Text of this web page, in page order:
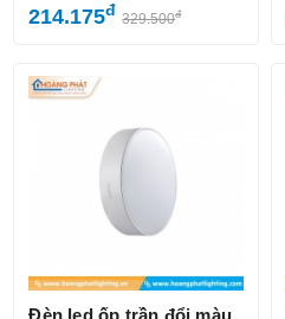
214.175đ 329.500đ
Đèn led ốp trần đổi màu